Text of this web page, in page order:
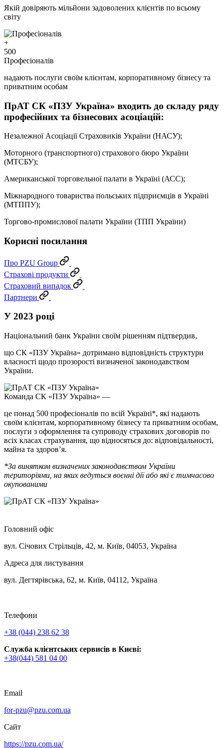
Якій довіряють мільйони задоволених клієнтів по всьому
світу
+
500
Професіоналів
надають послуги своїм клієнтам, корпоративному бізнесу та
приватним особам
ПрАТ СК «ПЗУ Україна» входить до складу ряду
професійних та бізнесових асоціацій:
Незалежної Асоціації Страховиків України (НАСУ);
Моторного (транспортного) страхового бюро України
(МТСБУ);
Американської торговельної палати в Україні (АСС);
Міжнародного товариства польських підприємців в Україні
(МТППУ);
Торгово-промислової палати України (ТПП України)
Корисні посилання
Про PZU Group
Страхові продукти
Страховий випадок
Партнери
У 2023 році
Національний банк України своїм рішенням підтвердив,
що СК «ПЗУ Україна» дотримано відповідність структури
власності щодо прозорості визначеної законодавством
України.
Команда СК «ПЗУ Україна» —
це понад 500 професіоналів по всій Україні*, які надають
своїм клієнтам, корпоративному бізнесу та приватним особам,
послуги з оформлення та супроводу страхових договорів по
всіх класах страхування, що відносяться до: відповідальності,
майна та здоров’я.
*За винятком визначених законодавством України
територіями, на яких ведуться воєнні дії або які є тимчасово
окупованими
Головний офіс
вул. Січових Стрільців, 42, м. Київ, 04053, Україна
Адреса для листування
вул. Дегтярівська, 62, м. Київ, 04112, Україна
Телефони
+38 (044) 238 62 38
Служба клієнтських сервисів в Києві:
+38(044) 581 04 00
Email
for-pzu@pzu.com.ua
Сайт
https://pzu.com.ua/